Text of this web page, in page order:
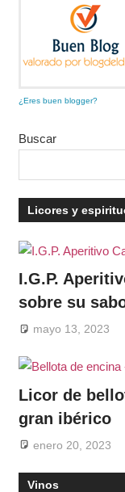
¿Eres buen blogger?
Buscar
Licores y
I.G.P.
sobre su
mayo 13, 2023
Licor de
gran ibérico
enero 20, 2023
Vinos